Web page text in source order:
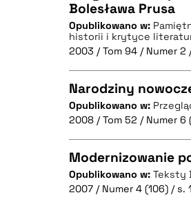
CZYSTY
BIBTEX
Bolesława Prusa
Opublikowano w:
historii i krytyce
2003 / Tom 94 / Numer 2
CZYSTY
BIBTEX
Narodziny
Opublikowano w:
2008 / Tom 52 / Numer 6
CZYSTY
Modernizowanie
Opublikowano w: Teksty
2007 / Numer 4 (106) / s.